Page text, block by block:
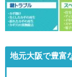
地元大阪で豊富